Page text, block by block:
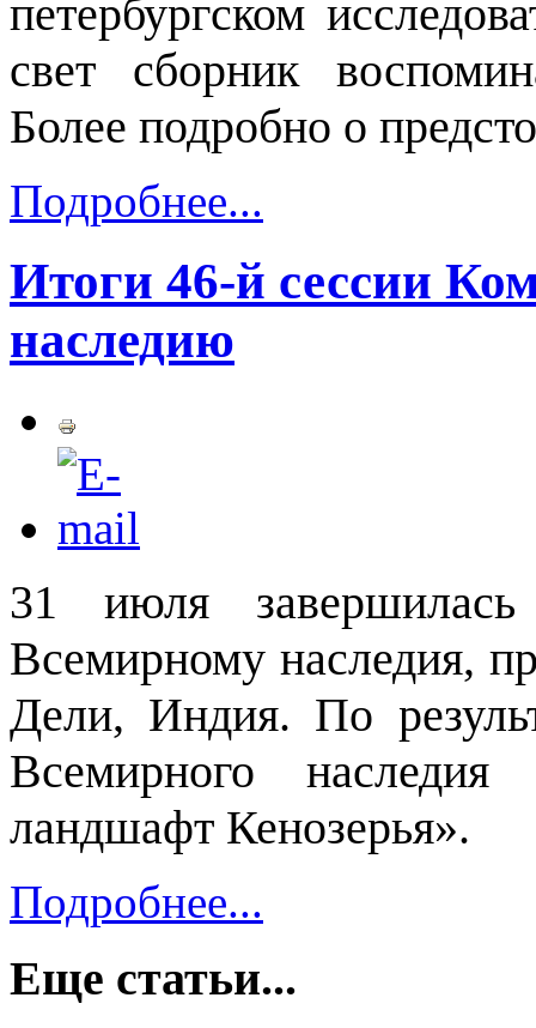
петербургском
свет сборник
Более подробно о
Подробнее...
Итоги 46-й сессии
наследию
31 июля
Всемирному наследия,
Дели, Индия. По
Всемирного
ландшафт Кенозерья».
Подробнее...
Еще статьи...